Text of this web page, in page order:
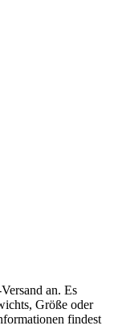
an. Es
Größe oder
findest